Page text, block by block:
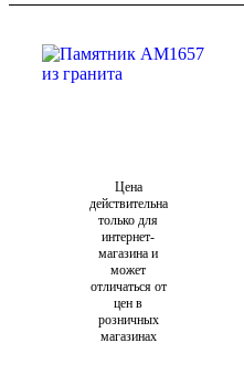
Цена
действительна
только для
интернет-
магазина и
может
отличаться от
цен в
розничных
магазинах